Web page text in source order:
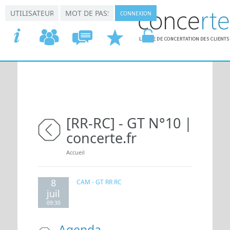
[RR-RC] - GT N°10 |
concerte.fr
Vous êtes ici
Accueil
8
juil
09:30
CAM - GT RR RC